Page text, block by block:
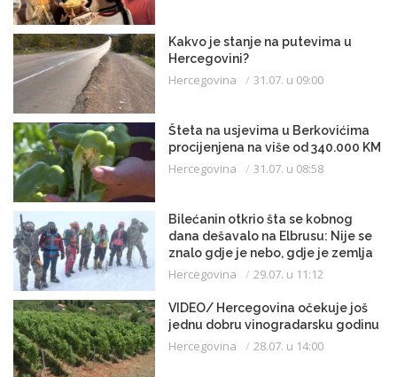
Kakvo je stanje na putevima u
Hercegovini?
Hercegovina 31.07. u 09:00
Šteta na usjevima u Berkovićima
procijenjena na više od 340.000 KM
Hercegovina 31.07. u 08:58
Bilećanin otkrio šta se kobnog
dana dešavalo na Elbrusu: Nije se
znalo gdje je nebo, gdje je zemlja
Hercegovina 29.07. u 11:12
VIDEO/ Hercegovina očekuje još
jednu dobru vinogradarsku godinu
Hercegovina 28.07. u 14:00